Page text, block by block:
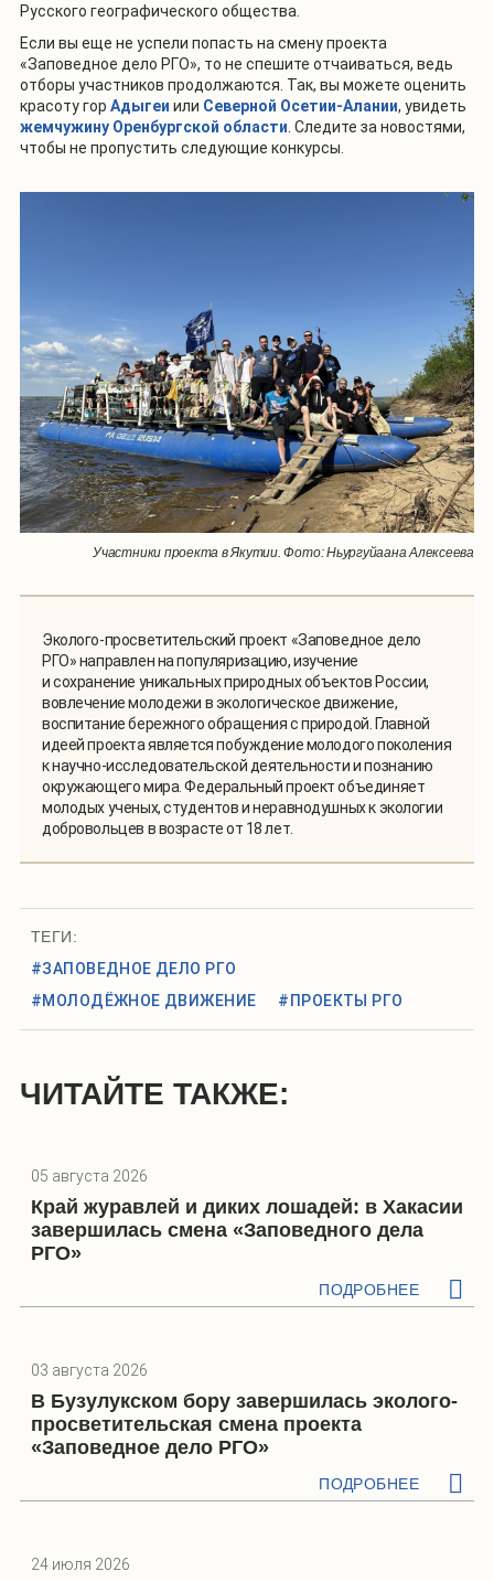
Русского географического общества.
Если вы еще не успели попасть на смену проекта
«Заповедное дело РГО», то не спешите отчаиваться, ведь
отборы участников продолжаются. Так, вы можете оценить
красоту гор Адыгеи или Северной Осетии-Алании, увидеть
жемчужину Оренбургской области . Следите за новостями,
чтобы не пропустить следующие конкурсы.
Участники проекта в Якутии. Фото: Ньургуйаана Алексеева
Эколого-просветительский проект «Заповедное дело
РГО» направлен на популяризацию, изучение
и сохранение уникальных природных объектов России,
вовлечение молодежи в экологическое движение,
воспитание бережного обращения с природой. Главной
идеей проекта является побуждение молодого поколения
к научно-исследовательской деятельности и познанию
окружающего мира. Федеральный проект объединяет
молодых ученых, студентов и неравнодушных к экологии
добровольцев в возрасте от 18 лет.
ТЕГИ:
#ЗАПОВЕДНОЕ ДЕЛО РГО
#МОЛОДЁЖНОЕ ДВИЖЕНИЕ
#ПРОЕКТЫ РГО
ЧИТАЙТЕ ТАКЖЕ:
05 августа 2026
Край журавлей и диких лошадей: в Хакасии
завершилась смена «Заповедного дела
РГО»
ПОДРОБНЕЕ
03 августа 2026
В Бузулукском бору завершилась эколого-
просветительская смена проекта
«Заповедное дело РГО»
ПОДРОБНЕЕ
24 июля 2026